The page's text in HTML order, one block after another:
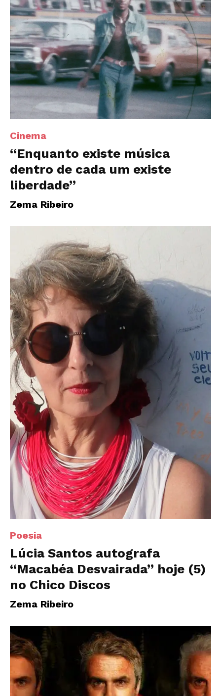
Cinema
“Enquanto existe música
dentro de cada um existe
liberdade”
Zema Ribeiro
Poesia
Lúcia Santos autografa
“Macabéa Desvairada” hoje (5)
no Chico Discos
Zema Ribeiro